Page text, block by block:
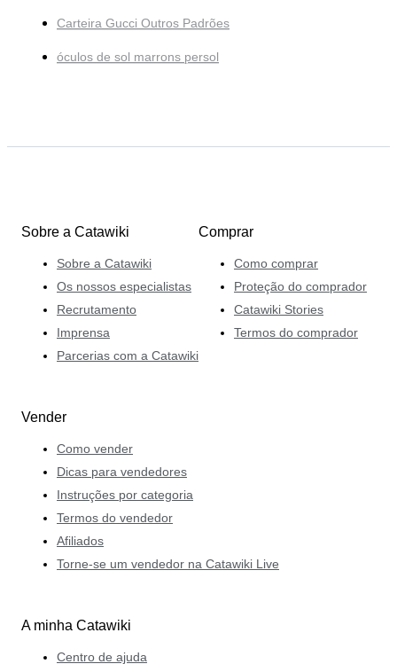
Carteira Gucci Outros Padrões
óculos de sol marrons persol
Sobre a Catawiki
Sobre a Catawiki
Os nossos especialistas
Recrutamento
Imprensa
Parcerias com a Catawiki
Comprar
Como comprar
Proteção do comprador
Catawiki Stories
Termos do comprador
Vender
Como vender
Dicas para vendedores
Instruções por categoria
Termos do vendedor
Afiliados
Torne-se um vendedor na Catawiki Live
A minha Catawiki
Centro de ajuda